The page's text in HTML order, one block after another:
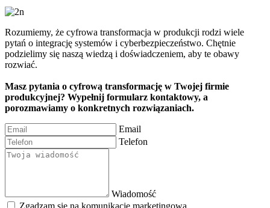
Rozumiemy, że cyfrowa transformacja w produkcji rodzi wiele
pytań o integrację systemów i cyberbezpieczeństwo. Chętnie
podzielimy się naszą wiedzą i doświadczeniem, aby te obawy
rozwiać.
Masz pytania o cyfrową transformację w Twojej firmie
produkcyjnej? Wypełnij formularz kontaktowy, a
porozmawiamy o konkretnych rozwiązaniach.
Email
Telefon
Wiadomość
Zgadzam się na komunikację marketingową